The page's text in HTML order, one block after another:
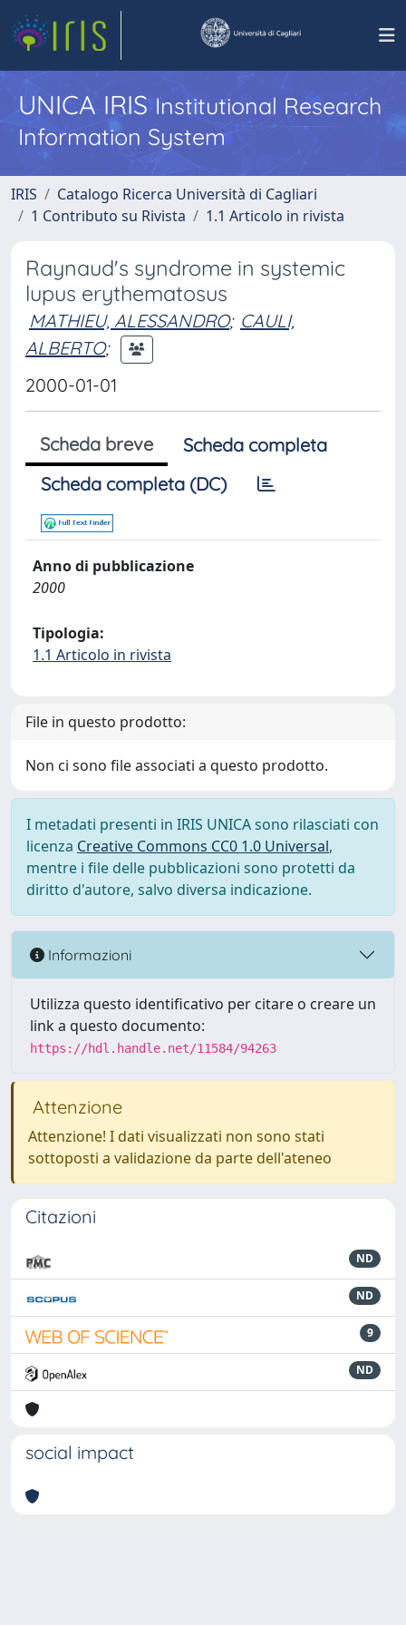
UNICA IRISInstitutional Research
Information System
IRIS
Catalogo Ricerca Università di Cagliari
1 Contributo su Rivista
1.1 Articolo in rivista
Raynaud's syndrome in systemic
lupus erythematosus
MATHIEU, ALESSANDRO; CAULI,
ALBERTO;
2000-01-01
Scheda breve
Scheda completa
Scheda completa (DC)
Anno di pubblicazione
2000
Tipologia:
1.1 Articolo in rivista
File in questo prodotto:
Non ci sono file associati a questo prodotto.
I metadati presenti in IRIS UNICA sono rilasciati con
licenza Creative Commons CC0 1.0 Universal,
mentre i file delle pubblicazioni sono protetti da
diritto d'autore, salvo diversa indicazione.
Informazioni
Utilizza questo identificativo per citare o creare un
link a questo documento:
https://hdl.handle.net/11584/94263
Attenzione
Attenzione! I dati visualizzati non sono stati
sottoposti a validazione da parte dell'ateneo
Citazioni
ND
ND
9
ND
social impact